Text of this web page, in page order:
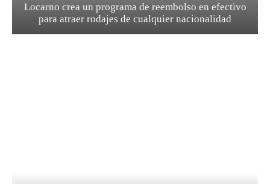
Locarno crea un programa de reembolso en efectivo
para atraer rodajes de cualquier nacionalidad